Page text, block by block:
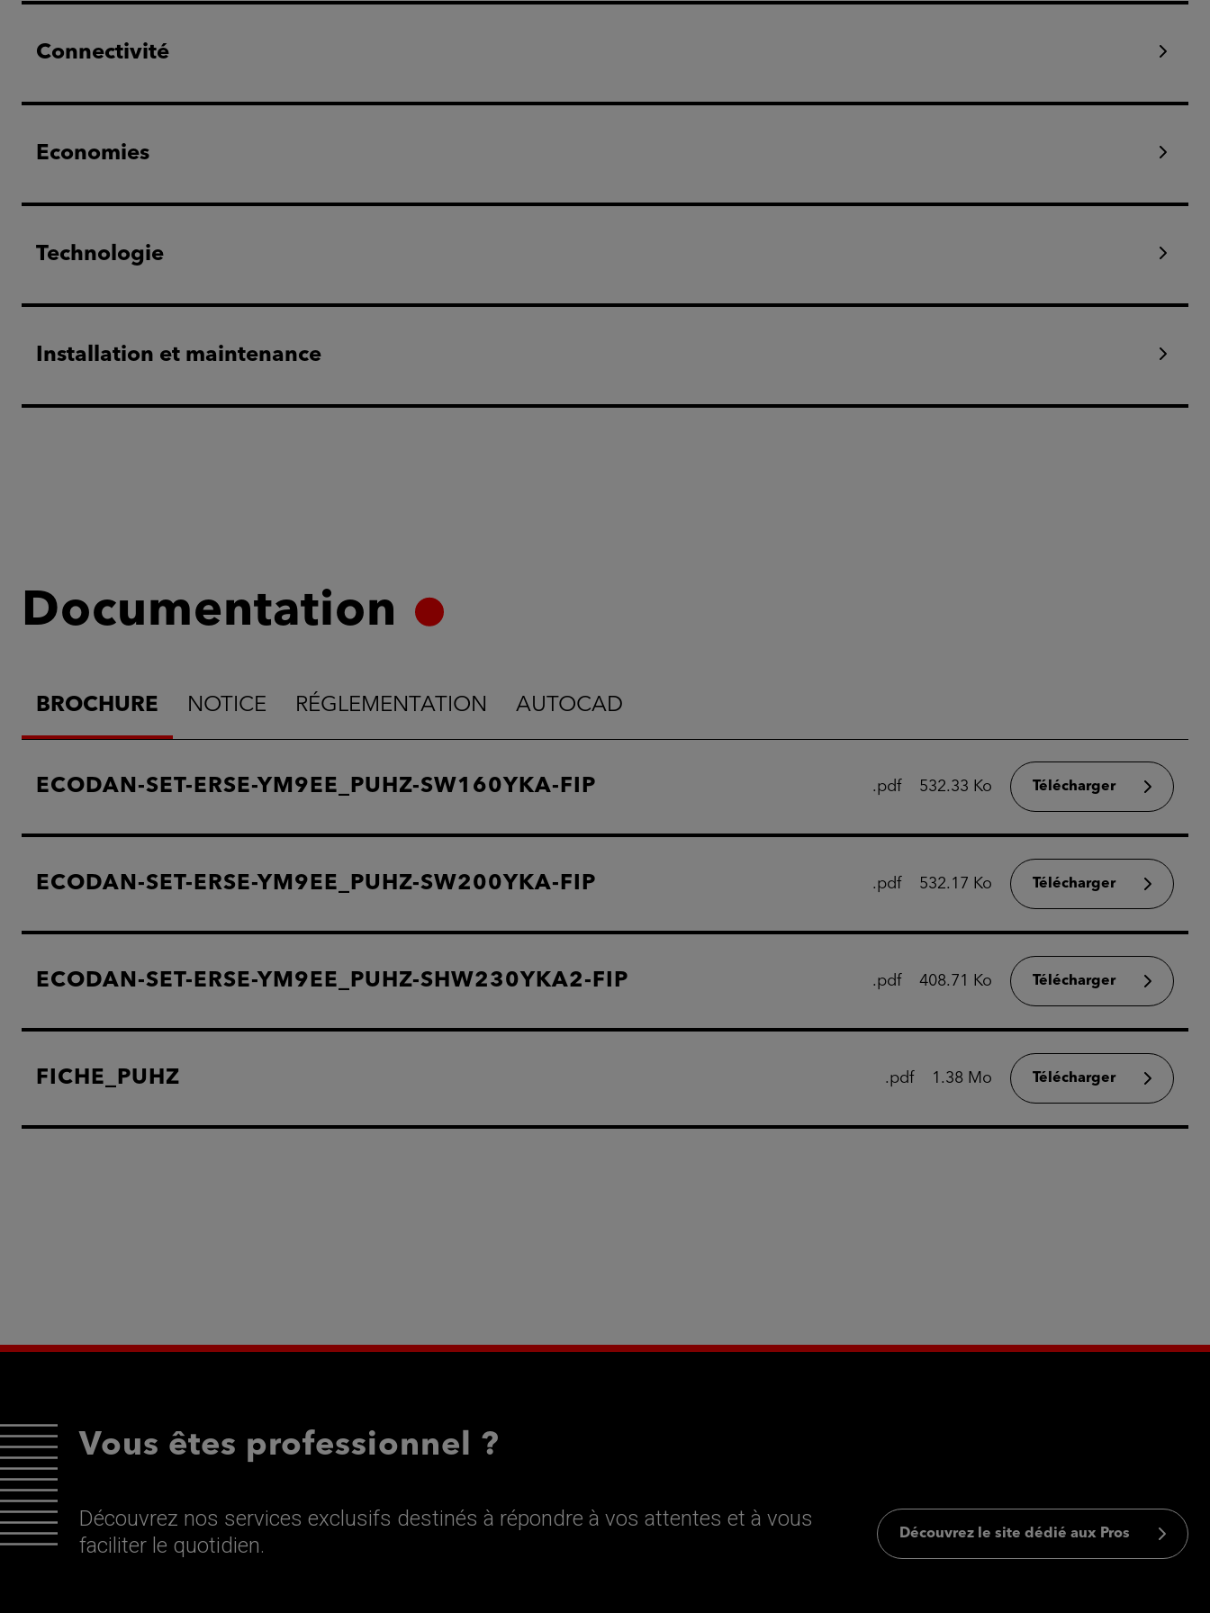
Connectivité
Economies
Technologie
Installation et maintenance
Documentation
BROCHURE NOTICE RÉGLEMENTATION AUTOCAD
ECODAN-SET-ERSE-YM9EE_PUHZ-SW160YKA-FIP .pdf 532.33 Ko Télécharger
ECODAN-SET-ERSE-YM9EE_PUHZ-SW200YKA-FIP .pdf 532.17 Ko Télécharger
ECODAN-SET-ERSE-YM9EE_PUHZ-SHW230YKA2-FIP .pdf 408.71 Ko Télécharger
FICHE_PUHZ .pdf 1.38 Mo Télécharger
Vous êtes professionnel ?
Découvrez nos services exclusifs destinés à répondre à vos attentes et à vous
faciliter le quotidien.
Découvrez le site dédié aux Pros